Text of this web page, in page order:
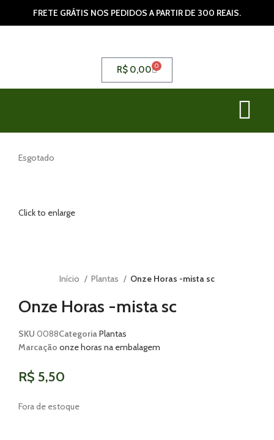
FRETE GRÁTIS NOS PEDIDOS A PARTIR DE 300 REAIS.
R$ 0,00 0
Esgotado
Click to enlarge
Início Plantas Onze Horas -mista sc
Onze Horas -mista sc
SKU 0088Categoria Plantas
Marcação onze horas na embalagem
R$ 5,50
Fora de estoque